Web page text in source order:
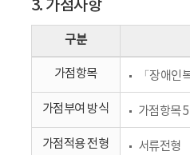
3. 가점사항
구분
가점항목 「장애인
가점부여 방식 가점항목
가점적용 전형 서류전형